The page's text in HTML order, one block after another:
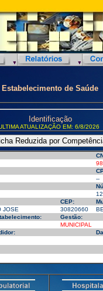
Estabelecimento de Saúde
Identificação
ATUALIZAÇÃO EM: 6/8/
--
CEP:
JOSE
30820660
Gestão:
MUNICIPAL